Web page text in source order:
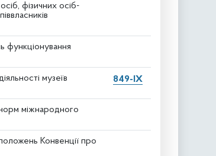
фізичних осіб-
функціонування
музеїв
849-IX
міжнародного
Конвенції про